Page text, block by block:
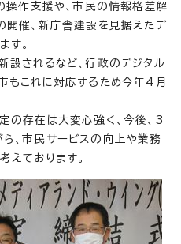
作支援や、市民の情報格差解
開催、新庁舎建設を見据えたデ
す。
されるなど、行政のデジタル
もこれに対応するため今年4月
の存在は大変心強く、今後、3
、市民サービスの向上や業務
えております。